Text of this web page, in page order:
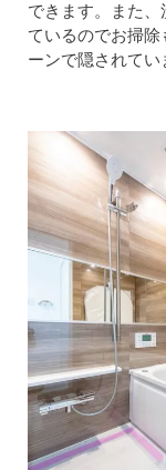
できます。また
ているのでお掃除
ーンで隠されてい